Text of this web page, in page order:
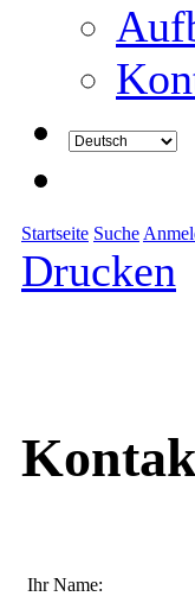
Startseite Suche
Drucken
Ihr Name: